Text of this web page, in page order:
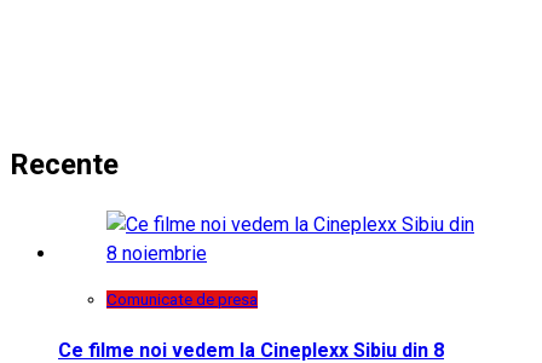
Recente
Comunicate de presa
Ce filme noi vedem la Cineplexx Sibiu din 8